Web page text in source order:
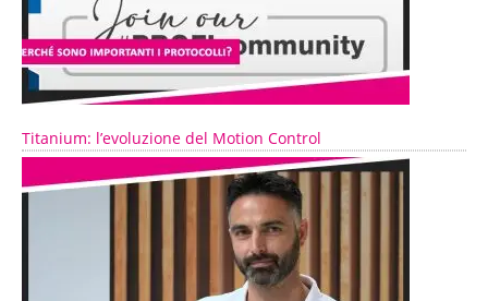
Titanium: l’evoluzione del Motion Control